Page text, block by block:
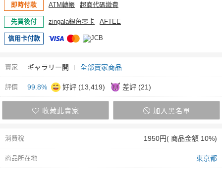
即時付款 ATM轉帳 超商代碼繳費
先買後付 zingala銀角零卡 AFTEE
信用卡付款
賣家 ギャラリー開 全部賣家商品
評價 99.8% 好評 (13,419) 差評 (21)
收藏此賣家 加入黑名單
消費稅 1950円( 商品金額 10%)
商品所在地 東京都